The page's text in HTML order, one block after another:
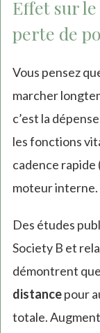
Effet sur
perte de
Vous pensez
marcher
c’est la
les fonctions
cadence rapide
moteur interne.
Des études
Society B et
démontrent que
distancepour
totale.